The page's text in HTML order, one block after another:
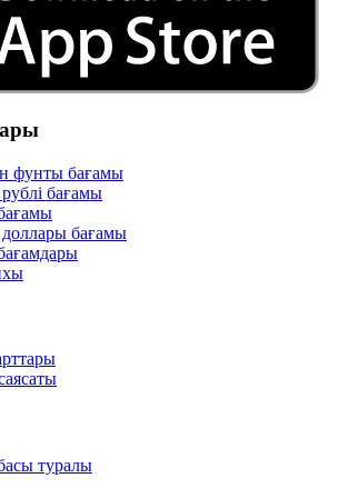
фунты бағамы
бағамы
бағамы
туралы